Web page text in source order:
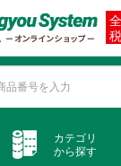
品番号を入力
カテゴリ
から探す